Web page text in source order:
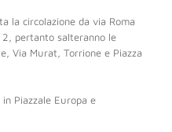
la circolazione da via Roma
pertanto salteranno le
Via Murat, Torrione e Piazza
Piazzale Europa e